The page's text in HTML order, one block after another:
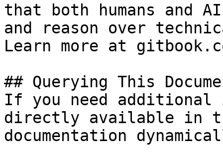
that both humans and
and reason over
Learn more at
## Querying This
If you need
directly available in
documentation